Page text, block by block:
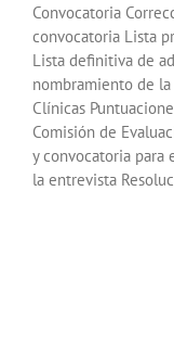
Convocatoria
convocatoria Lista
Lista definitiva de
nombramiento de
Clínicas
Comisión de
y convocatoria para
la entrevista